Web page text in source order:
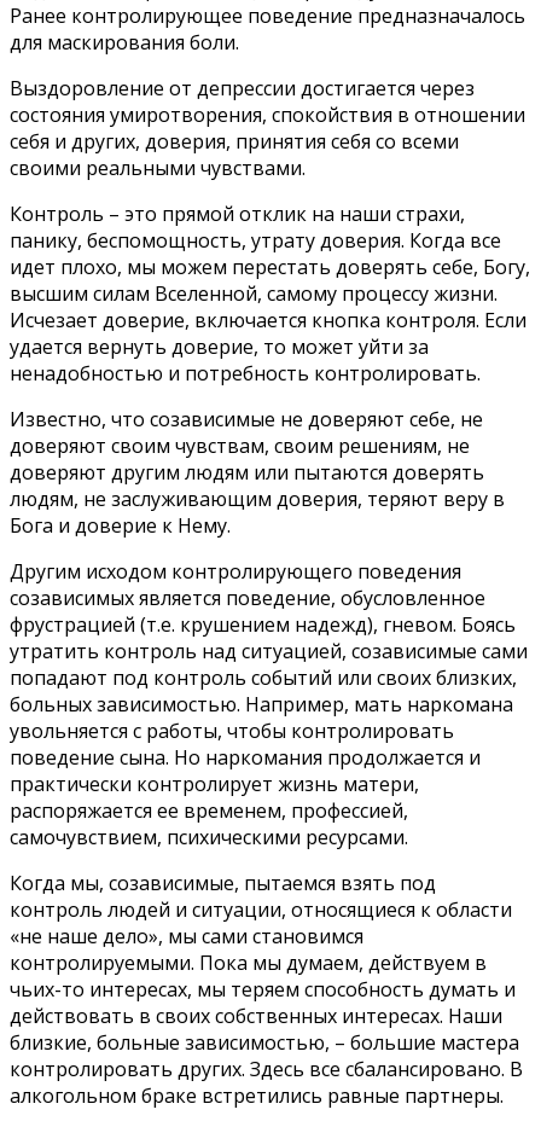
Ранее контролирующее поведение предназначалось
для маскирования боли.
Выздоровление от депрессии достигается через
состояния умиротворения, спокойствия в отношении
себя и других, доверия, принятия себя со всеми
своими реальными чувствами.
Контроль – это прямой отклик на наши страхи,
панику, беспомощность, утрату доверия. Когда все
идет плохо, мы можем перестать доверять себе, Богу,
высшим силам Вселенной, самому процессу жизни.
Исчезает доверие, включается кнопка контроля. Если
удается вернуть доверие, то может уйти за
ненадобностью и потребность контролировать.
Известно, что созависимые не доверяют себе, не
доверяют своим чувствам, своим решениям, не
доверяют другим людям или пытаются доверять
людям, не заслуживающим доверия, теряют веру в
Бога и доверие к Нему.
Другим исходом контролирующего поведения
созависимых является поведение, обусловленное
фрустрацией (т.е. крушением надежд), гневом. Боясь
утратить контроль над ситуацией, созависимые сами
попадают под контроль событий или своих близких,
больных зависимостью. Например, мать наркомана
увольняется с работы, чтобы контролировать
поведение сына. Но наркомания продолжается и
практически контролирует жизнь матери,
распоряжается ее временем, профессией,
самочувствием, психическими ресурсами.
Когда мы, созависимые, пытаемся взять под
контроль людей и ситуации, относящиеся к области
«не наше дело», мы сами становимся
контролируемыми. Пока мы думаем, действуем в
чьих-то интересах, мы теряем способность думать и
действовать в своих собственных интересах. Наши
близкие, больные зависимостью, – большие мастера
контролировать других. Здесь все сбалансировано. В
алкогольном браке встретились равные партнеры.